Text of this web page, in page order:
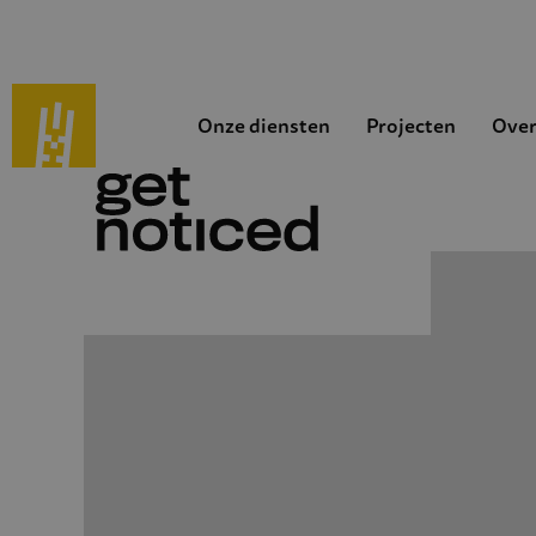
Onze diensten Projecten